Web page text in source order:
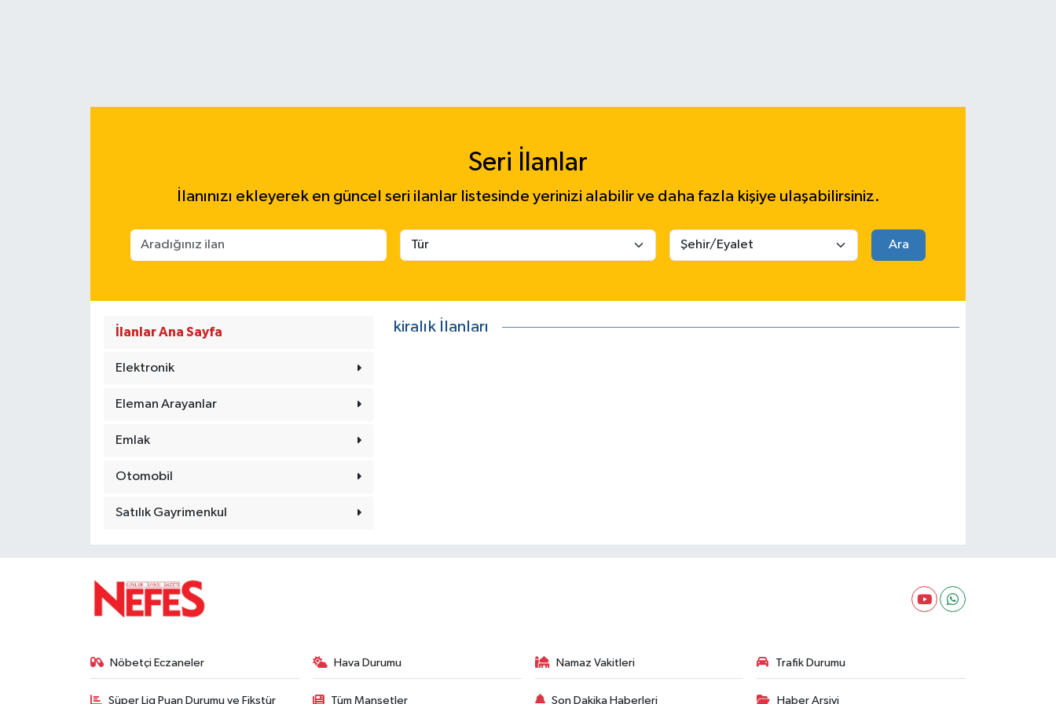
Seri İlanlar
İlanınızı ekleyerek en güncel seri ilanlar listesinde yerinizi alabilir ve daha fazla kişiye ulaşabilirsiniz.
Ara
İlanlar Ana Sayfa
Elektronik
Eleman Arayanlar
Emlak
Otomobil
Satılık Gayrimenkul
kiralık İlanları
Nöbetçi Eczaneler Hava Durumu Namaz Vakitleri Trafik Durumu
Süper Lig Puan Durumu ve Fikstür Tüm Manşetler Son Dakika Haberleri Haber Arşivi